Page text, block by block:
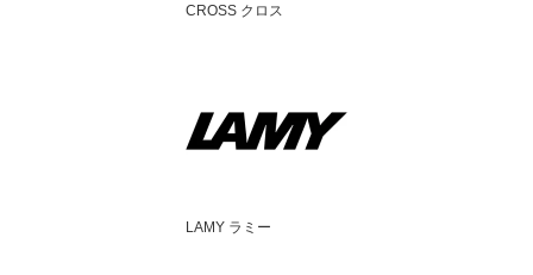
CROSS クロス
LAMY ラミー